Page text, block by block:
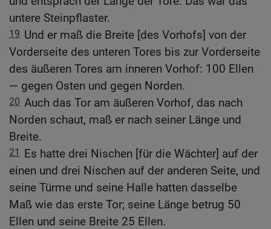
untere Steinpflaster.
19 Und er maß die Breite [des Vorhofs] von der
Vorderseite des unteren Tores bis zur Vorderseite
des äußeren Tores am inneren Vorhof: 100 Ellen
— gegen Osten und gegen Norden.
20 Auch das Tor am äußeren Vorhof, das nach
Norden schaut, maß er nach seiner Länge und
Breite.
21 Es hatte drei Nischen [für die Wächter] auf der
einen und drei Nischen auf der anderen Seite, und
seine Türme und seine Halle hatten dasselbe
Maß wie das erste Tor; seine Länge betrug 50
Ellen und seine Breite 25 Ellen.